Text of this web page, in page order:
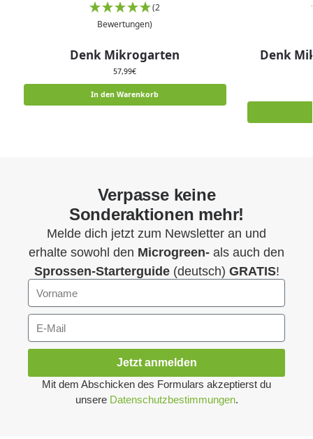
(2
Bewertungen)
Denk Mikrogarten
57,99€
In den Warenkorb
Denk
Verpasse keine
Sonderaktionen mehr!
Melde dich jetzt zum Newsletter an und
erhalte sowohl den Microgreen- als auch den
Sprossen-Starterguide(deutsch) GRATIS!
Jetzt anmelden
Mit dem Abschicken des Formulars akzeptierst du
unsere Datenschutzbestimmungen.